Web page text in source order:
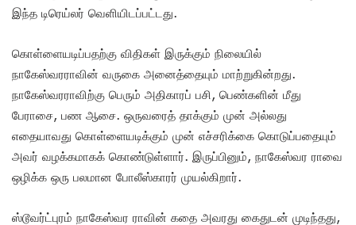
இந்த டிரெய்லர் வெளியிடப்பட்டது.
கொள்ளையடிப்பதற்கு விதிகள் இருக்கும் நிலையில்
நாகேஸ்வரராவின் வருகை அனைத்தையும் மாற்றுகின்றது.
நாகேஸ்வரராவிற்கு பெரும் அதிகாரப் பசி, பெண்களின் மீது
பேராசை, பண ஆசை. ஒருவரைத் தாக்கும் முன் அல்லது
எதையாவது கொள்ளையடிக்கும் முன் எச்சரிக்கை கொடுப்பதையும்
அவர் வழக்கமாகக் கொண்டுள்ளார். இருப்பினும், நாகேஸ்வர ராவை
ஒழிக்க ஒரு பலமான போலீஸ்காரர் முயல்கிறார்.
ஸ்டூவர்ட்புரம் நாகேஸ்வர ராவின் கதை அவரது கைதுடன் முடிந்தது,